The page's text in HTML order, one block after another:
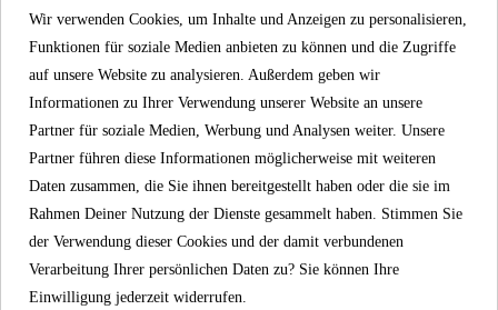
Im Lieferumfang enthalten ist ein vollständiges
Montageset und eine mehrsprachige, bebilderte
Montageanleitung. Die korrosionsbeständigen
Anschlussschläuche (400 mm) an das
Hauswassersystem sind flexibel und leicht zu
montieren.
Abgerundet wird die Badarmatur durch ihre
einfache Montage. Die mitgelieferte
Zentralverschraubung ist praktisch,
selbsterklärend und kann ohne Fachkenntnisse
Wir verwenden Cookies, um Inhalte und Anzeigen zu personalisieren,
Funktionen für soziale Medien anbieten zu können und die Zugriffe
auf unsere Website zu analysieren. Außerdem geben wir
Informationen zu Ihrer Verwendung unserer Website an unsere
Partner für soziale Medien, Werbung und Analysen weiter. Unsere
Partner führen diese Informationen möglicherweise mit weiteren
Daten zusammen, die Sie ihnen bereitgestellt haben oder die sie im
Rahmen Deiner Nutzung der Dienste gesammelt haben. Stimmen Sie
der Verwendung dieser Cookies und der damit verbundenen
Verarbeitung Ihrer persönlichen Daten zu? Sie können Ihre
Einwilligung jederzeit widerrufen.